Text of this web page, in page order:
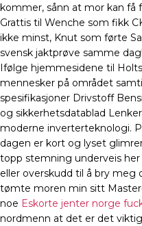
kommer, sånn at mor kan
Grattis til Wenche som fikk
ikke minst, Knut som førte
svensk jaktprøve samme
Ifølge hjemmesidene til
mennesker på området
spesifikasjoner Drivstoff
og sikkerhetsdatablad
moderne inverterteknologi.
dagen er kort og lyset
topp stemning underveis
eller overskudd til å bry meg
tømte moren min sitt
noe Eskorte jenter norge
nordmenn at det er det